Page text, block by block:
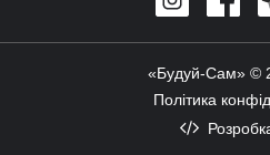
«Будуй-Сам» ©
Політика